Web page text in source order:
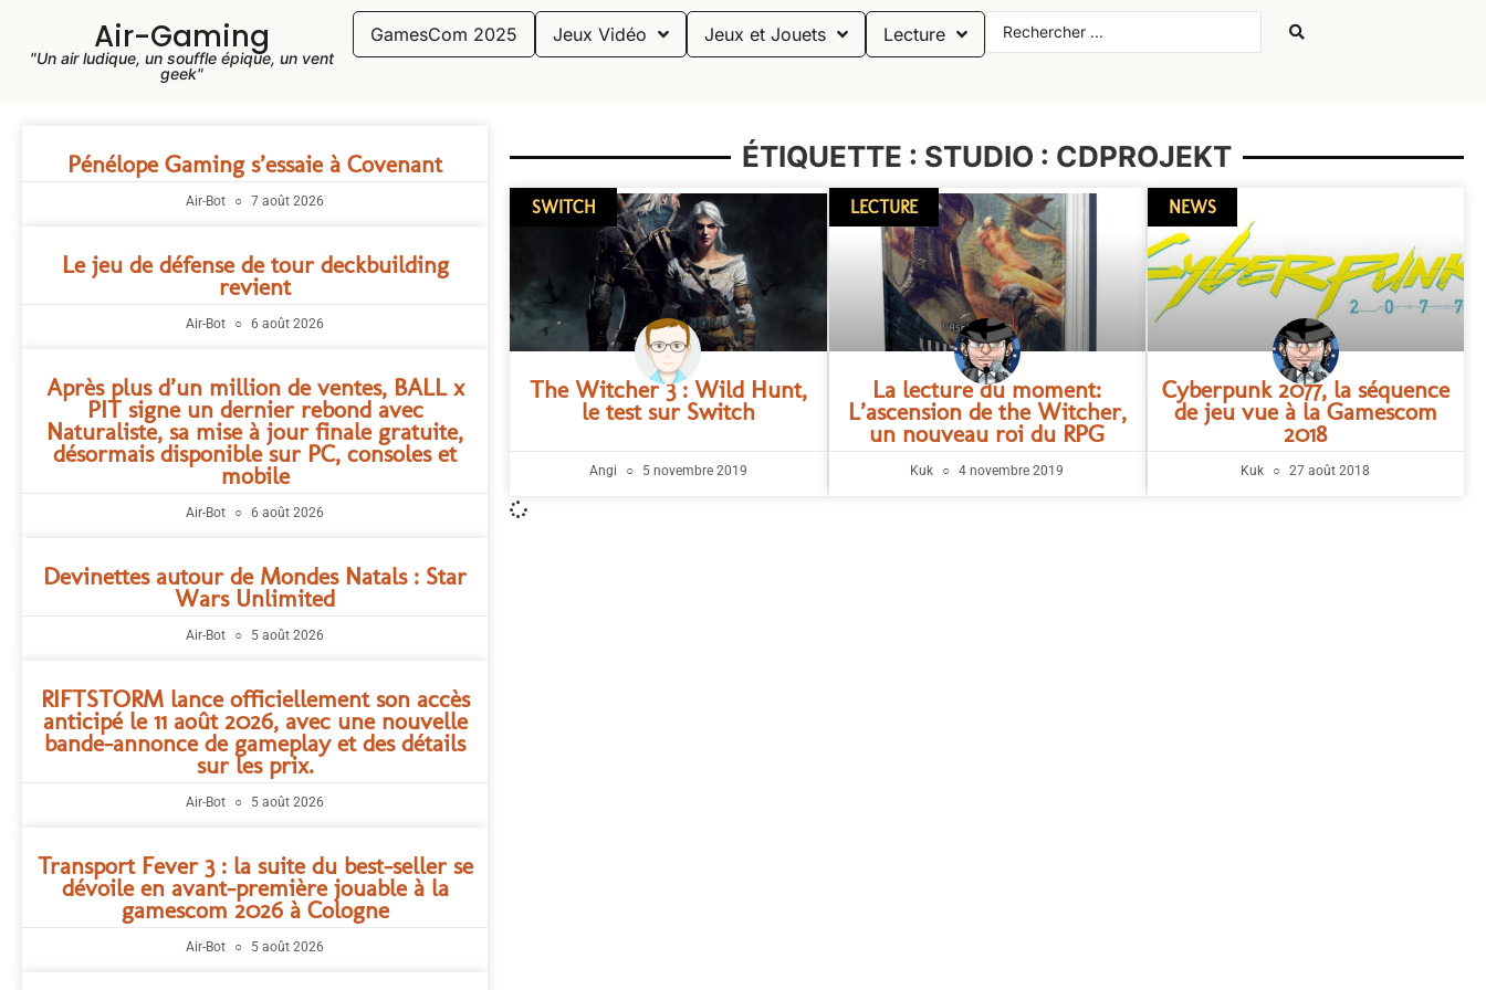
Air-Gaming
"Un air ludique, un souffle épique, un vent
geek"
GamesCom 2025 Jeux Vidéo Jeux et Jouets Lecture
Pénélope Gaming s’essaie à Covenant
Air-Bot 7 août 2026
Le jeu de défense de tour deckbuilding
revient
Air-Bot 6 août 2026
Après plus d’un million de ventes, BALL x
PIT signe un dernier rebond avec
Naturaliste, sa mise à jour finale gratuite,
désormais disponible sur PC, consoles et
mobile
Air-Bot 6 août 2026
Devinettes autour de Mondes Natals : Star
Wars Unlimited
Air-Bot 5 août 2026
RIFTSTORM lance officiellement son accès
anticipé le 11 août 2026, avec une nouvelle
bande-annonce de gameplay et des détails
sur les prix.
Air-Bot 5 août 2026
Transport Fever 3 : la suite du best-seller se
dévoile en avant-première jouable à la
gamescom 2026 à Cologne
Air-Bot 5 août 2026
ÉTIQUETTE : STUDIO : CDPROJEKT
SWITCH
The Witcher 3 : Wild Hunt,
le test sur Switch
Angi 5 novembre 2019
LECTURE
La lecture du moment:
L’ascension de the Witcher,
un nouveau roi du RPG
Kuk 4 novembre 2019
NEWS
Cyberpunk 2077, la séquence
de jeu vue à la Gamescom
2018
Kuk 27 août 2018